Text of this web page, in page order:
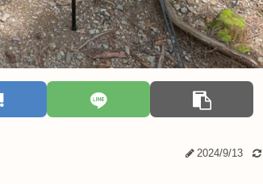
2024/9/13